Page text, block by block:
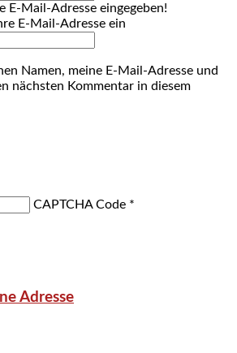
E-Mail-Adresse eingegeben!
E-Mail-Adresse ein
Namen, meine E-Mail-Adresse und
nächsten Kommentar in diesem
CAPTCHA Code *
Adresse